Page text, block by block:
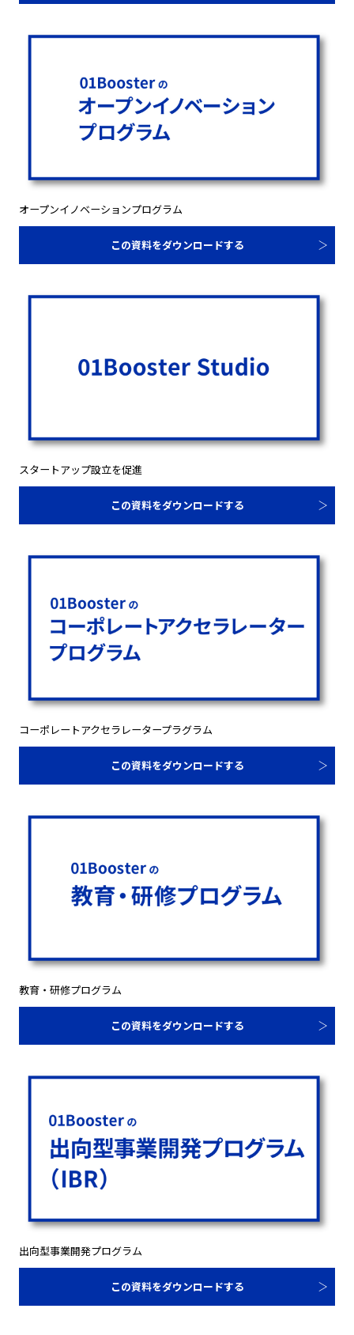
オープンイノベーションプログラム
この資料をダウンロードする
スタートアップ設立を促進
この資料をダウンロードする
コーポレートアクセラレータープラグラム
この資料をダウンロードする
教育・研修プログラム
この資料をダウンロードする
出向型事業開発プログラム
この資料をダウンロードする